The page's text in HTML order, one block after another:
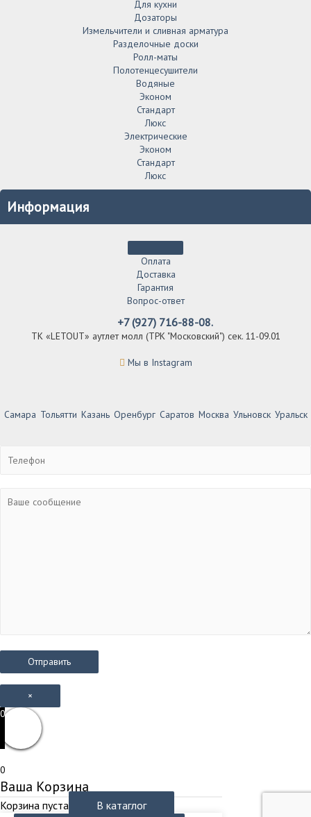
Для кухни
Дозаторы
Измельчители и сливная арматура
Разделочные доски
Ролл-маты
Полотенцесушители
Водяные
Эконом
Стандарт
Люкс
Электрические
Эконом
Стандарт
Люкс
Информация
Оплата
Доставка
Гарантия
Вопрос-ответ
+7 (927) 716-88-08.
ТК «LETOUT» аутлет молл (ТРК "Московский") сек. 11-09.01
Мы в Instagram
Самара Тольятти Казань Оренбург Саратов Москва Ульновск Уральск
×
0
0
Ваша Корзина
Корзина пуста В катаглог